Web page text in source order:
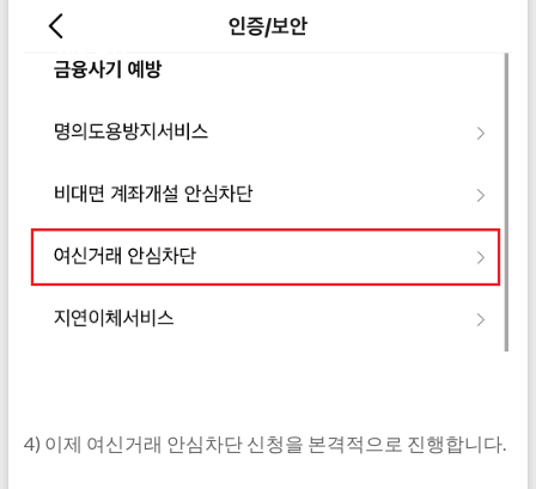
4) 이제 여신거래 안심차단 신청을 본격적으로 진행합니다.